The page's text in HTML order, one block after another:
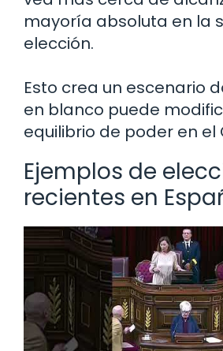
mayoría absoluta en la
elección.
Esto crea un escenario
en blanco puede
equilibrio de poder en el
Ejemplos de
recientes en